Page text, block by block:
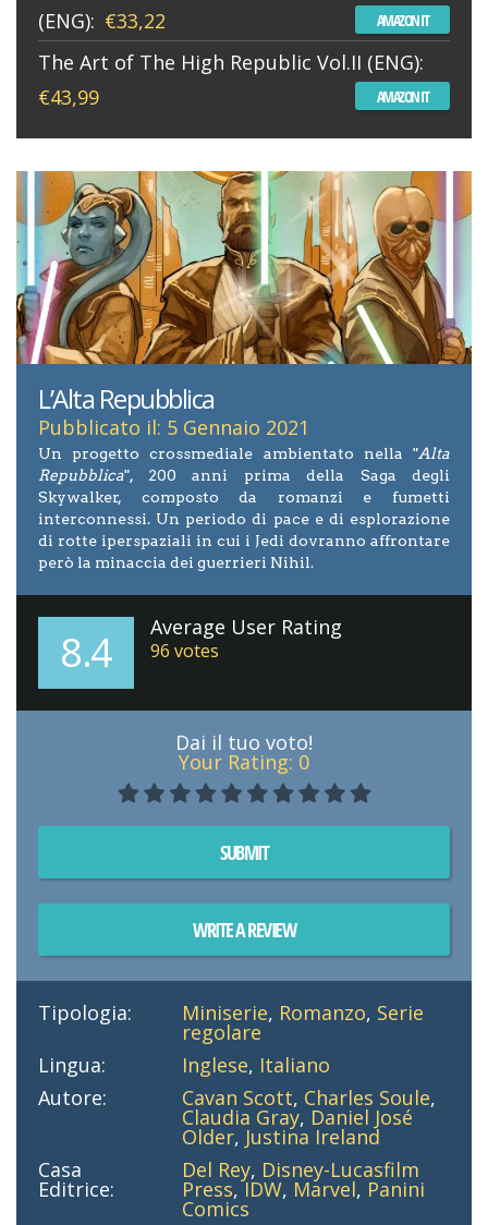
(ENG): €33,22 AMAZON IT
The Art of The High Republic Vol.II (ENG):
€43,99
AMAZON IT
L’Alta Repubblica
Pubblicato il: 5 Gennaio 2021
Un progetto crossmediale ambientato nella "Alta
Repubblica", 200 anni prima della Saga degli
Skywalker, composto da romanzi e fumetti
interconnessi. Un periodo di pace e di esplorazione
di rotte iperspaziali in cui i Jedi dovranno affrontare
però la minaccia dei guerrieri Nihil.
8.4 Average User Rating
96 votes
Dai il tuo voto!
Your Rating: 0
SUBMIT
WRITE A REVIEW
Tipologia: Miniserie, Romanzo, Serie
regolare
Lingua:
Inglese, Italiano
Autore:
Cavan Scott, Charles Soule,
Claudia Gray, Daniel José
Older, Justina Ireland
Casa
Editrice:
Del Rey, Disney-Lucasfilm
Press,IDW, Marvel, Panini
Comics